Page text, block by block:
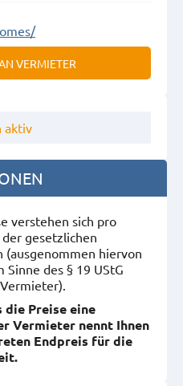
VERMIETER
aktiv
verstehen sich pro
gesetzlichen
(ausgenommen hiervon
des § 19 UStG
die Preise eine
Vermieter nennt Ihnen
Endpreis für die